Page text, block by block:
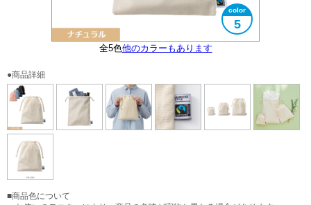
全5色他のカラーもあります
5
使用イメージ
大きさイメージ
フェアトレード認証ラベル付
3サイズ展開の真ん中のサイズです
使用イメージ
●商品詳細
■商品色について